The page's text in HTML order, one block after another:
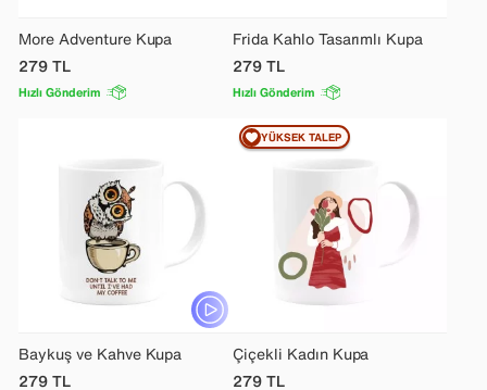
More Adventure Kupa
279TL
Hızlı Gönderim
Frida Kahlo Tasarımlı Kupa
279TL
Hızlı Gönderim
Baykuş ve Kahve Kupa
279TL
Çiçekli Kadın Kupa
279TL
YÜKSEK TALEP